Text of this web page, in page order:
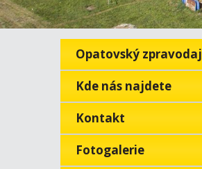
Opatovský zpravodaj
Kde nás najdete
Kontakt
Fotogalerie